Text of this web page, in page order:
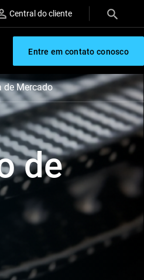
Central do cliente
Entre em contato conosco
de Mercado
de